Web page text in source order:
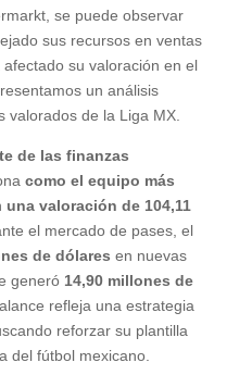
se puede observar
sus recursos en ventas
su valoración en el
un análisis
valorados de la Liga MX.
de las finanzas
como el equipo más
una valoración de 104,11
el mercado de pases, el
de dólares en nuevas
generó 14,90 millones de
refleja una estrategia
reforzar su plantilla
del fútbol mexicano.